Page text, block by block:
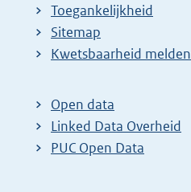
Toegankelijkheid
Sitemap
E
t
e
r
Kwetsbaarheid melden
Open data
Linked Data Overheid
PUC Open Data